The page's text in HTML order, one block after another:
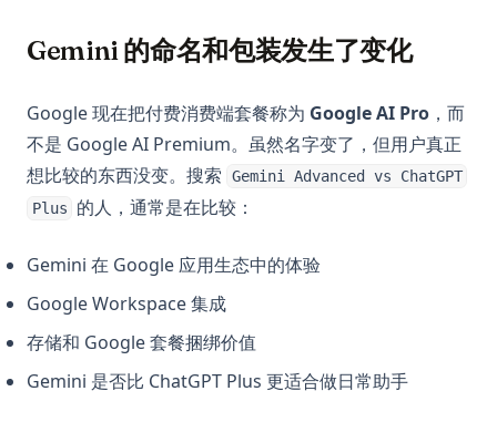
Gemini 的命名和包装发生了变化
Google 现在把付费消费端套餐称为 Google AI Pro ，而
不是 Google AI Premium。虽然名字变了，但用户真正
想比较的东西没变。搜索
Gemini Advanced vs ChatGPT
Plus
的人，通常是在比较：
Gemini 在 Google 应用生态中的体验
Google Workspace 集成
存储和 Google 套餐捆绑价值
Gemini 是否比 ChatGPT Plus 更适合做日常助手